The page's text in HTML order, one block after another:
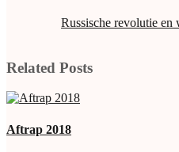
Russische revolutie en
Related Posts
Aftrap 2018